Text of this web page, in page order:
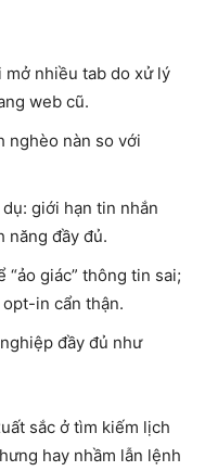
mở nhiều tab do xử lý
web cũ.
nghèo nàn so với
giới hạn tin nhắn
năng đầy đủ.
giác” thông tin sai;
in cẩn thận.
đầy đủ như
sắc ở tìm kiếm lịch
hay nhầm lẫn lệnh